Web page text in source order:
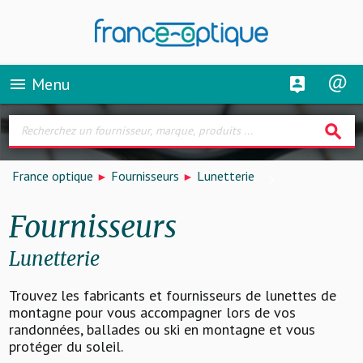
menu Menu
search
France optique Fournisseurs Lunetterie
Fournisseurs
Lunetterie
Trouvez les fabricants et fournisseurs de lunettes de
montagne pour vous accompagner lors de vos
randonnées, ballades ou ski en montagne et vous
protéger du soleil.